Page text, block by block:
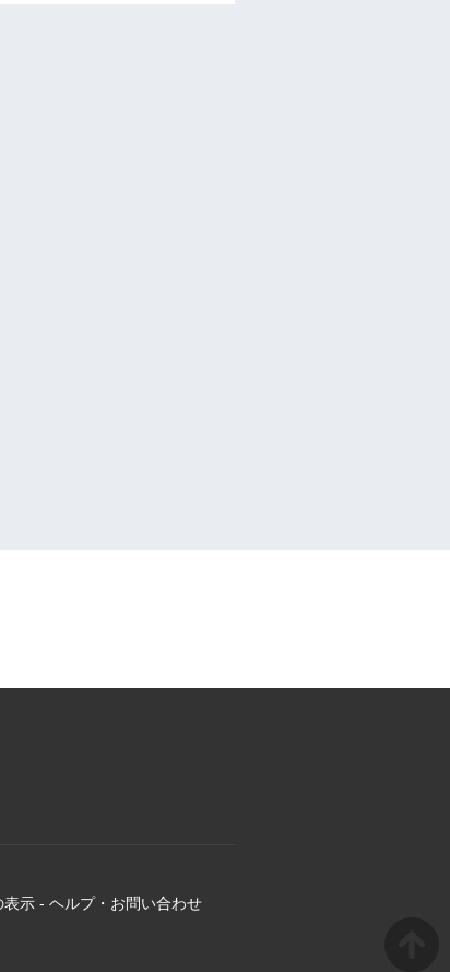
表示 - ヘルプ・お問い合わせ